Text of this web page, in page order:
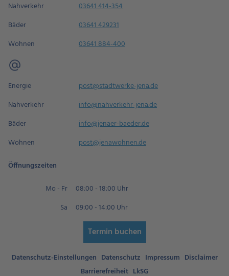
Nahverkehr
03641 414-354
Bäder
03641 429231
Wohnen
03641 884-400
Energie
post@stadtwerke-jena.de
Nahverkehr
info@nahverkehr-jena.de
Bäder
info@jenaer-baeder.de
Wohnen
post@jenawohnen.de
Öffnungszeiten
Mo - Fr
08:00 - 18:00 Uhr
Sa
09:00 - 14:00 Uhr
Termin buchen
Datenschutz-Einstellungen Datenschutz Impressum Disclaimer
Barrierefreiheit LkSG